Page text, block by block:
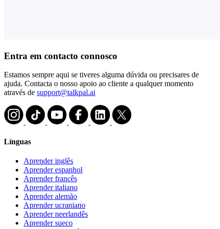
Entra em contacto connosco
Estamos sempre aqui se tiveres alguma dúvida ou precisares de
ajuda. Contacta o nosso apoio ao cliente a qualquer momento
através de support@talkpal.ai
Línguas
Aprender inglês
Aprender espanhol
Aprender francês
Aprender italiano
Aprender alemão
Aprender ucraniano
Aprender neerlandês
Aprender sueco